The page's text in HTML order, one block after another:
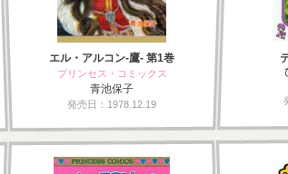
エル・アルコン-鷹- 第1巻
プリンセス・コミックス
青池保子
発売日：1978.12.19